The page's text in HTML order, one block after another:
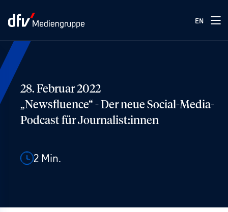
EN
28. Februar 2022
„Newsfluence“ - Der neue Social-Media-
Podcast für Journalist:innen
2 Min.